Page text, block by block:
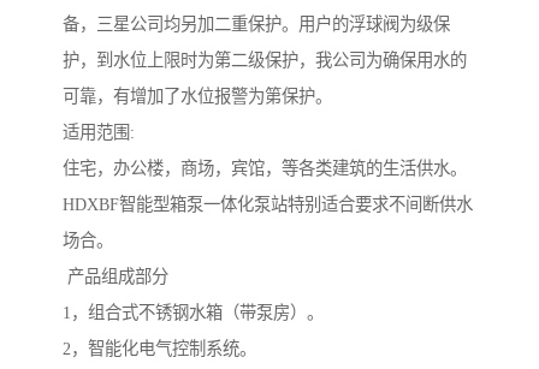
备，三星公司均另加二重保护。用户的浮球阀为级保
护，到水位上限时为第二级保护，我公司为确保用水的
可靠，有增加了水位报警为第保护。
适用范围:
住宅，办公楼，商场，宾馆，等各类建筑的生活供水。
HDXBF智能型箱泵一体化泵站特别适合要求不间断供水
场合。
产品组成部分
1，组合式不锈钢水箱（带泵房）。
2，智能化电气控制系统。